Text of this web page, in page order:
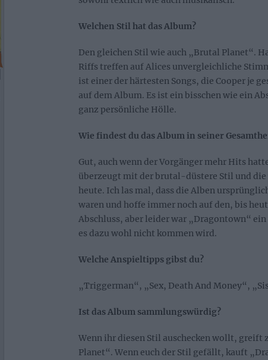
Welchen Stil hat das Album?
Den gleichen Stil wie auch „Brutal Planet“.
Riffs treffen auf Alices unvergleichliche
ist einer der härtesten Songs, die Cooper je
auf dem Album. Es ist ein bisschen wie ein
ganz persönliche Hölle.
Wie findest du das Album in seiner
Gut, auch wenn der Vorgänger mehr Hits
überzeugt mit der brutal-düstere Stil und
heute. Ich las mal, dass die Alben
waren und hoffe immer noch auf den, bis
Abschluss, aber leider war „Dragontown“
es dazu wohl nicht kommen wird.
Welche Anspieltipps gibst du?
„Triggerman“, „Sex, Death And Money“,
Ist das Album sammlungswürdig?
Wenn ihr diesen Stil auschecken wollt, greift
Planet“. Wenn euch der Stil gefällt, kauft